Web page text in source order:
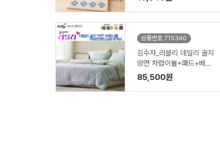
상품번호 715340
김수자_러블리 데일리 골지
양면 차렵이불+패드+베개
커버 세트
85,500원